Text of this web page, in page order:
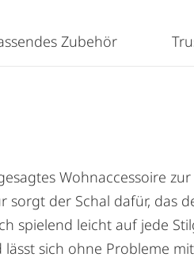
Wohnaccessoire
sorgt der Schal dafür,
spielend leicht auf jede
sich ohne Probleme
Zubehör